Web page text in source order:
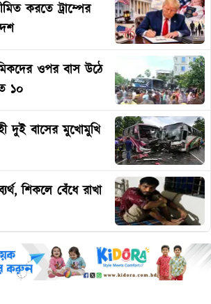
করতে ট্রাম্পের
ওপর বাস উঠে
১০
দুই বাসের মুখোমুখি
শিকলে বেঁধে রাখা